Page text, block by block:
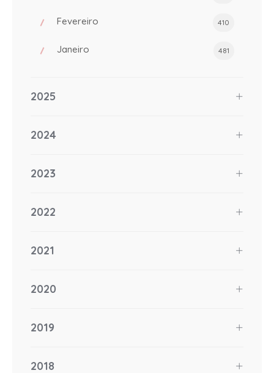
Fevereiro 410
Janeiro 481
2025
2024
2023
2022
2021
2020
2019
2018